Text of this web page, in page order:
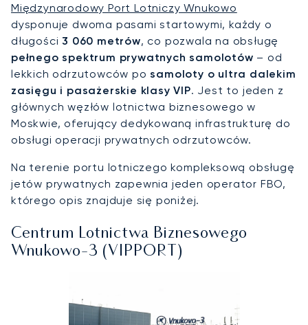
Międzynarodowy Port Lotniczy Wnukowo
dysponuje dwoma pasami startowymi, każdy o
długości 3 060 metrów, co pozwala na obsługę
pełnego spektrum prywatnych samolotów – od
lekkich odrzutowców posamoloty o ultra dalekim
zasięgu i pasażerskie klasy VIP. Jest to jeden z
głównych węzłów lotnictwa biznesowego w
Moskwie, oferujący dedykowaną infrastrukturę do
obsługi operacji prywatnych odrzutowców.
Na terenie portu lotniczego kompleksową obsługę
jetów prywatnych zapewnia jeden operator FBO,
którego opis znajduje się poniżej.
Centrum Lotnictwa Biznesowego
Wnukowo-3 (VIPPORT)